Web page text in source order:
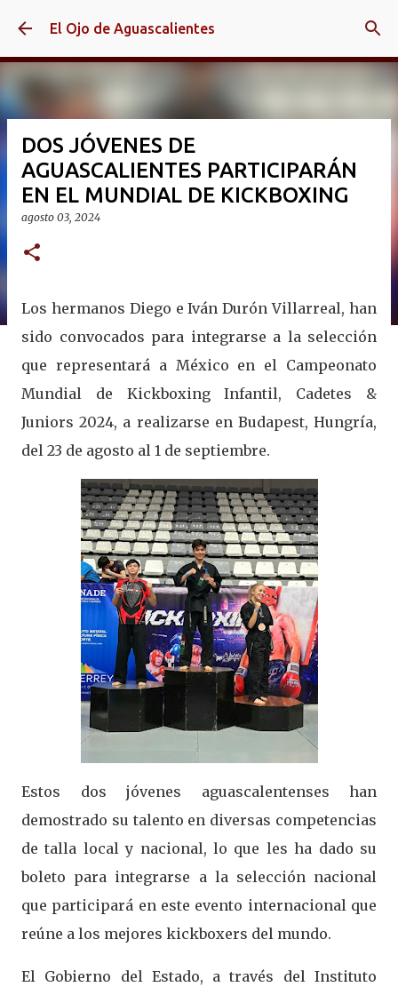
Ir al contenido principal
El Ojo de Aguascalientes
DOS JÓVENES DE
AGUASCALIENTES PARTICIPARÁN
EN EL MUNDIAL DE KICKBOXING
agosto 03, 2024
Los hermanos Diego e Iván Durón Villarreal, han
sido convocados para integrarse a la selección
que representará a México en el Campeonato
Mundial de Kickboxing Infantil, Cadetes &
Juniors 2024, a realizarse en Budapest, Hungría,
del 23 de agosto al 1 de septiembre.
Estos dos jóvenes aguascalentenses han
demostrado su talento en diversas competencias
de talla local y nacional, lo que les ha dado su
boleto para integrarse a la selección nacional
que participará en este evento internacional que
reúne a los mejores kickboxers del mundo.
El Gobierno del Estado, a través del Instituto